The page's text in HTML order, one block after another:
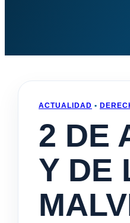
ACTUALIDAD •
2 DE
Y DE